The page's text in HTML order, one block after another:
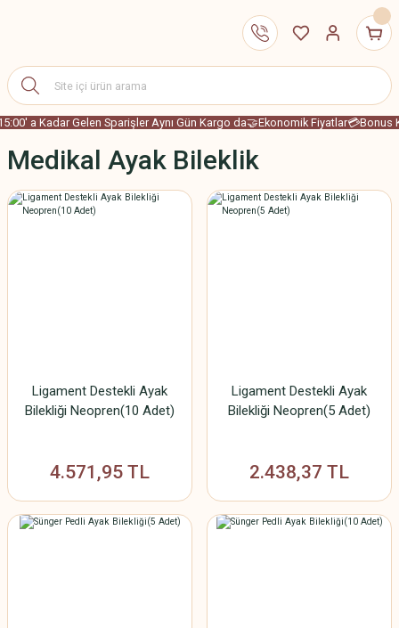
a Kadar Gelen Sparişler Aynı Gün Kargo da🤝Ekonomik Fiyatlar💳Bonus
Medikal Ayak Bileklik
Ligament Destekli Ayak
Bilekliği Neopren(10 Adet)
4.571,95 TL
Ligament Destekli Ayak
Bilekliği Neopren(5 Adet)
2.438,37 TL